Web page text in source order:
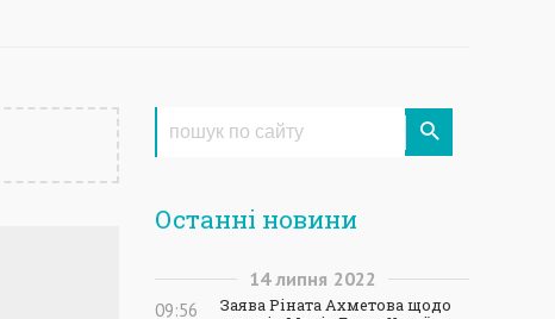
Останні новини
14 липня 2022
09:56
Заява Ріната Ахметова щодо